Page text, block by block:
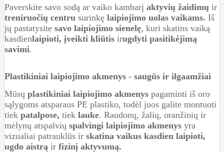
Paverskite savo sodą ar vaiko kambarį aktyvių žaidimų ir
treniruočių centru surinkę laipiojimo uolas vaikams. Iš
jų pastatysite savo laipiojimo sienelę, kuri skatins vaiką
kasdienlaipioti, įveikti kliūtis irugdyti pasitikėjimą
savimi.
Plastikiniai laipiojimo akmenys - saugūs ir ilgaamžiai
Mūsų plastikiniai laipiojimo akmenys pagaminti iš oro
sąlygoms atsparaus PE plastiko, todėl juos galite montuoti
tiek patalpose, tiek lauke. Raudonų, žalių, oranžinių ir
mėlynų atspalvių spalvingi laipiojimo akmenys yra
vizualiai patrauklūs ir skatina vaikus kasdien laipioti,
ugdo aistrą ir fizinį aktyvumą.